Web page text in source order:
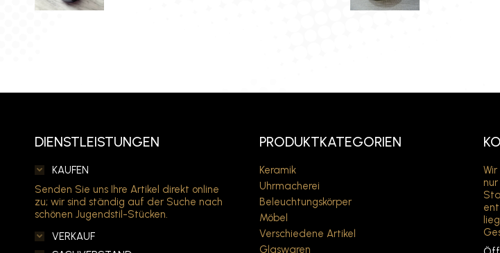
DIENSTLEISTUNGEN
KAUFEN
Senden Sie uns Ihre Artikel direkt online
zu; wir sind ständig auf der Suche nach
schönen Jugendstil-Stücken.
VERKAUF
PRODUKTKATEGORIEN
Keramik
Uhrmacherei
Beleuchtungskörper
Möbel
Verschiedene Artikel
Glaswaren